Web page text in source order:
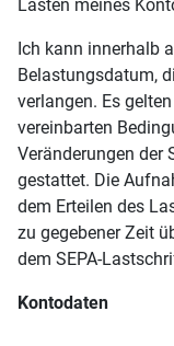
Lasten meines
Ich kann innerhalb
Belastungsdatum,
verlangen. Es
vereinbarten
Veränderungen der
gestattet. Die
dem Erteilen des
zu gegebener Zeit
dem SEPA-
Kontodaten